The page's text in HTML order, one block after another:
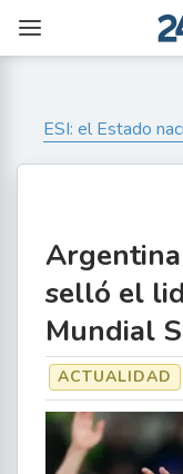
ESI: el Estado
selló el
Mundial
ACTUALIDAD